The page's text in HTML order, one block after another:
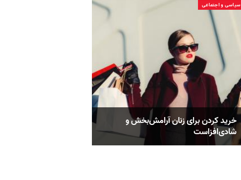
سیاسی و اجتماعی
خرید کردن برای زنان آرامش‌بخش و
شادی‌افزاست